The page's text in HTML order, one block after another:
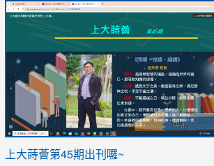
https://sites.google.com/stes.tyc.edu.tw/
link
ink
link
上大蒔薈第45期出刊囉~